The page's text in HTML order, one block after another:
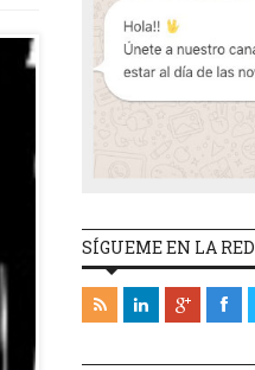
SÍGUEME EN LA RED